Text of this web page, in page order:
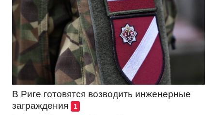
В Риге готовятся возводить инженерные
заграждения
1